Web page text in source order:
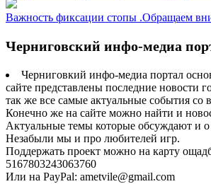
Важность фиксации стопы .Обращаем
Черниговский инфо-медиа
Черниговкий инфо-медиа портал
сайте представлены последние новости
так же все самые актуальные события со
Конечно же на сайте можно найти и
Актуальные темы которые обсуждают и о
Незабыли мы и про любителей игр.
Поддержать проект можно на карту
5167803243063760
Или на PayPal: ametvile@gmail.com